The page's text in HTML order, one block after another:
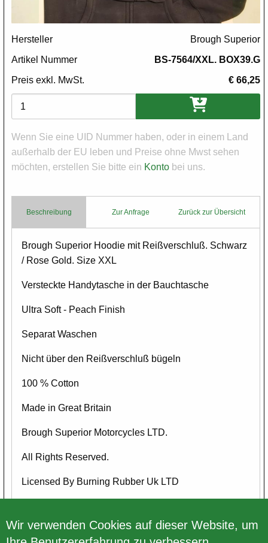
Hersteller
Brough Superior
Artikel Nummer
BS-7564/XXL. BOX39.G
Preis exkl. MwSt.
€ 66,25
Varianten
Wenn Sie eine UID Nummer haben, oder in einem Land
außerhalb der EU leben und Preise ohne Mwst sehen
möchten, erstellen Sie bitte ein Konto bei uns.
Beschreibung Zurück zur Übersicht
Zur Anfrage
Body
Brough Superior Hoodie mit Reißverschluß. Schwarz
/ Rose Gold. Size XXL
Versteckte Handytasche in der Bauchtasche
Ultra Soft - Peach Finish
Separat Waschen
Nicht über den Reißverschluß bügeln
100 % Cotton
Made in Great Britain
Brough Superior Motorcycles LTD.
All Rights Reserved.
Licensed By Burning Rubber Uk LTD
Wir verwenden Cookies auf dieser Website, um